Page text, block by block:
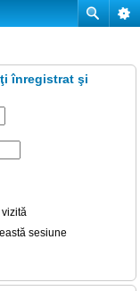
înregistrat şi
sesiune